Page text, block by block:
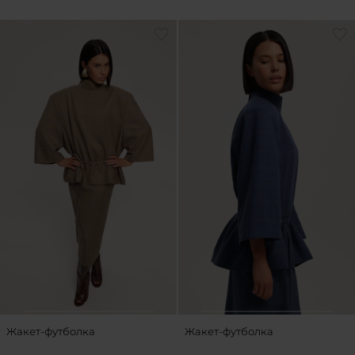
Жакет-футболка Жакет-футболка